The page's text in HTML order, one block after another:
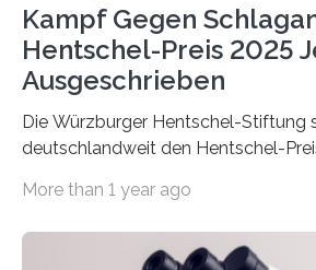
Kampf Gegen
Hentschel-Preis 2025
Ausgeschrieben
Die Würzburger Hentschel-Stiftung
deutschlandweit den Hentschel-
hochrangige wissenschaftliche
Schlaganfall“ mit Sitz in Würzburg
More than 1 year ago